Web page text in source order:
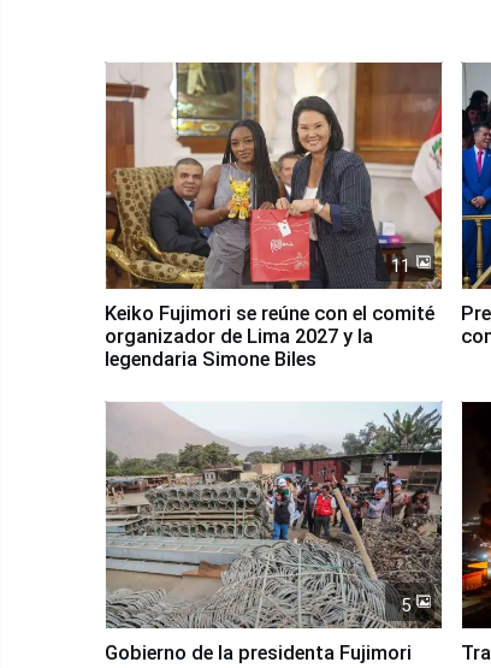
11
Keiko Fujimori se reúne con el comité
organizador de Lima 2027 y la
legendaria Simone Biles
5
Gobierno de la presidenta Fujimori